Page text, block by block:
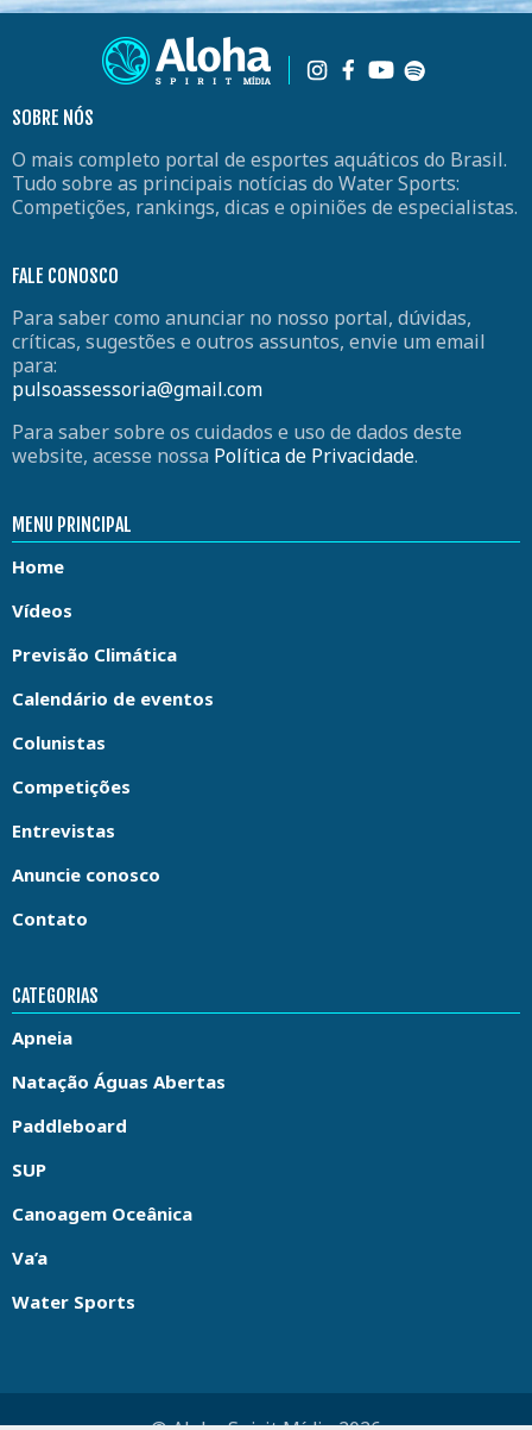
SOBRE NÓS
O mais completo portal de esportes aquáticos do Brasil.
Tudo sobre as principais notícias do Water Sports:
Competições, rankings, dicas e opiniões de especialistas.
FALE CONOSCO
Para saber como anunciar no nosso portal, dúvidas,
críticas, sugestões e outros assuntos, envie um email
para:
pulsoassessoria@gmail.com
Para saber sobre os cuidados e uso de dados deste
website, acesse nossa Política de Privacidade.
MENU PRINCIPAL
Home
Vídeos
Previsão Climática
Calendário de eventos
Colunistas
Competições
Entrevistas
Anuncie conosco
Contato
CATEGORIAS
Apneia
Natação Águas Abertas
Paddleboard
SUP
Canoagem Oceânica
Va’a
Water Sports